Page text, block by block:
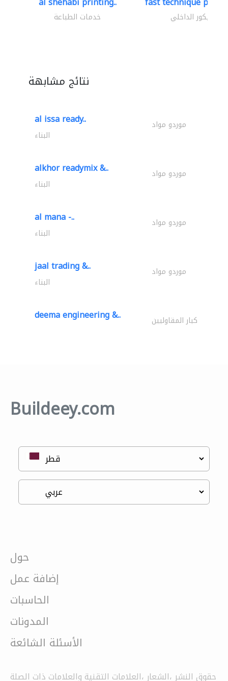
خدمات الطباعة الديكور الداخلي
نتائج مشابهة
al issa ready.. موردو مواد
البناء
alkhor readymix &.. موردو مواد
البناء
al mana -.. موردو مواد
البناء
jaal trading &.. موردو مواد
البناء
deema engineering &.. كبار المقاوليين
Buildeey.com
حول
إضافة عمل
الحاسبات
المدونات
الأسئلة الشائعة
حقوق النشر ،الشعار ،العلامات التقنية والعلامات ذات الصلة